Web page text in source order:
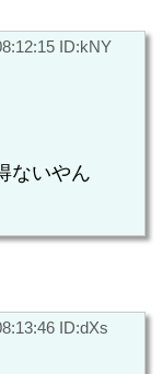
ID:kNY
ないやん
ID:dXs